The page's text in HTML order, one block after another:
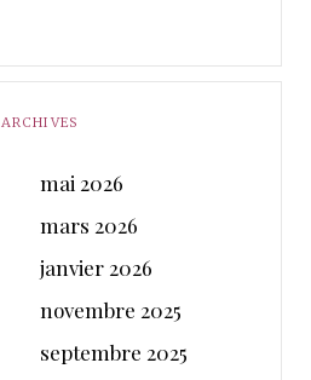
ARCHIVES
mai 2026
mars 2026
janvier 2026
novembre 2025
septembre 2025